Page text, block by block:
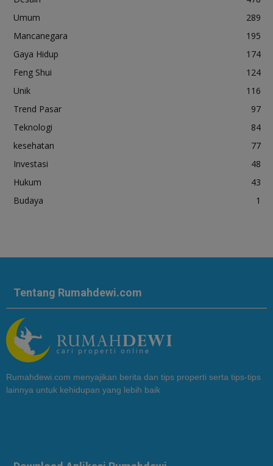
Umum
289
Mancanegara
195
Gaya Hidup
174
Feng Shui
124
Unik
116
Trend Pasar
97
Teknologi
84
kesehatan
77
Investasi
48
Hukum
43
Budaya
1
Tentang Rumahdewi.com
Rumahdewi.com menyajikan berita dan tips properti serta tips-tips
lainnya untuk kehidupan yang lebih baik